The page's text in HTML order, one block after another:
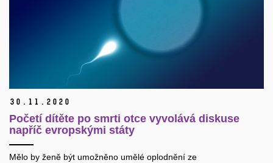
30. 11. 2020
Početí dítěte po smrti otce vyvolává diskuse
napříč evropskými státy
Mělo by ženě být umožněno umělé oplodnění ze